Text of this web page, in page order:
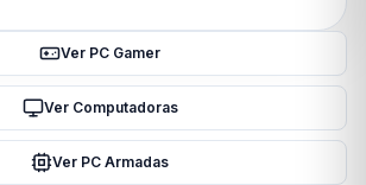
Ver PC Gamer
Ver Computadoras
Ver PC Armadas